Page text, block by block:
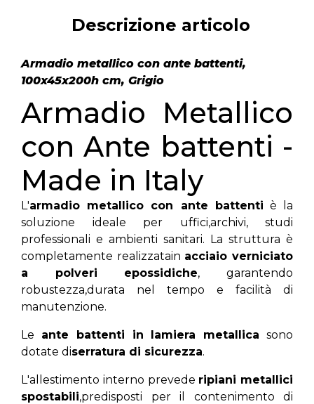
Descrizione articolo
Armadio metallico con ante battenti,
100x45x200h cm, Grigio
Armadio Metallico
con Ante battenti -
Made in Italy
L'armadio metallico con ante battenti è la
soluzione ideale per uffici,archivi, studi
professionali e ambienti sanitari. La struttura è
completamente realizzatain acciaio verniciato
a polveri epossidiche, garantendo
robustezza,durata nel tempo e facilità di
manutenzione.
Le ante battenti in lamiera metallica sono
dotate diserratura di sicurezza.
L'allestimento interno prevede ripiani metallici
spostabili,predisposti per il contenimento di